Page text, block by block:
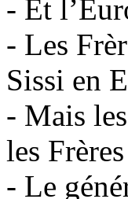
- Et
- Les
Sissi en
- Mais
les
- Le